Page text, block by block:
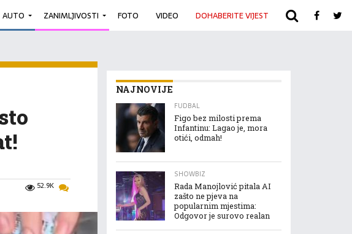
AUTO ZANIMLJIVOSTI FOTO VIDEO DOHABERITE VIJEST ARHIVA
52.9K
NAJNOVIJE
FUDBAL
Figo bez milosti prema
Infantinu: Lagao je, mora
otići, odmah!
SHOWBIZ
Rada Manojlović pitala AI
zašto ne pjeva na
popularnim mjestima:
Odgovor je surovo realan